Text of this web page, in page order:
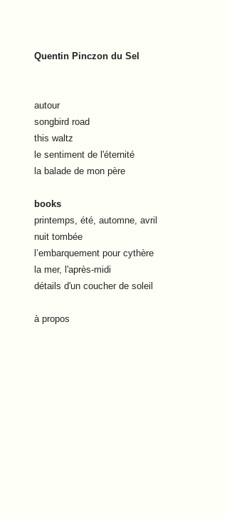
Quentin Pinczon du Sel
autour
songbird road
this waltz
le sentiment de l'éternité
la balade de mon père
books
printemps, été, automne, avril
nuit tombée
l’embarquement pour cythère
la mer, l'après-midi
détails d'un coucher de soleil
à propos